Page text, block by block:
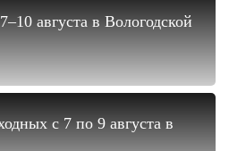
августа в Вологодской
с 7 по 9 августа в